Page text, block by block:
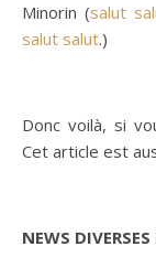
Minorin (salut
salut salut.)
Donc voilà, si
Cet article est
NEWS DIVERSES